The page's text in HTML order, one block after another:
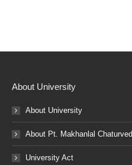
About University
About University
About Pt. Makhanlal
University Act